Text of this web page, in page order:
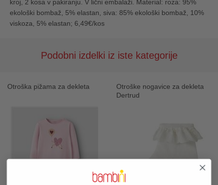
kroj, 2 kosa v pakiranju. V lični embalaži. Material: roza: 95%
ekološki bombaž, 5% elastan, siva: 85% ekološki bombaž, 10%
viskoza, 5% elastan; 6,49€/kos
Podobni izdelki iz iste kategorije
Otroška pižama za dekleta
Otroške nogavice za dekleta
Dertrud